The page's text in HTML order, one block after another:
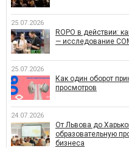
25.07.2026
ROPO в действии:
— исследование
25.07.2026
Как один оборот
просмотров
24.07.2026
От Львова до
образовательную
бизнеса